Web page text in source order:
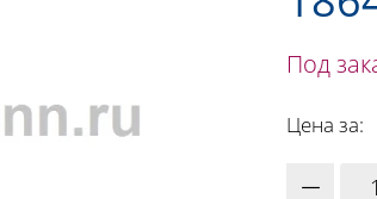
Под
Цена за: